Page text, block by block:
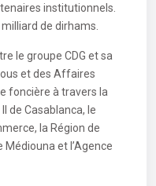
institutionnels.
de dirhams.
le groupe CDG et sa
et des Affaires
foncière à travers la
de Casablanca, le
la Région de
et l’Agence